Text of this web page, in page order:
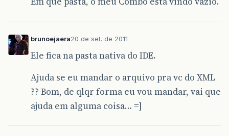
brunoejaera20 de set. de 2011
Ele fica na pasta nativa do IDE.
Ajuda se eu mandar o arquivo pra vc do XML
?? Bom, de qlqr forma eu vou mandar, vai que
ajuda em alguma coisa… =]